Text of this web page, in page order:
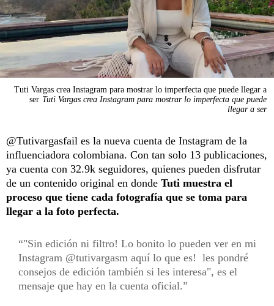
Tuti Vargas crea Instagram para mostrar lo imperfecta que puede llegar a
ser Tuti Vargas crea Instagram para mostrar lo imperfecta que puede
llegar a ser
@Tutivargasfail es la nueva cuenta de Instagram de la
influenciadora colombiana. Con tan solo 13 publicaciones,
ya cuenta con 32.9k seguidores, quienes pueden disfrutar
de un contenido original en donde Tuti muestra el
proceso que tiene cada fotografía que se toma para
llegar a la foto perfecta.
"Sin edición ni filtro! Lo bonito lo pueden ver en mi
Instagram @tutivargasm aquí lo que es! les pondré
consejos de edición también si les interesa", es el
mensaje que hay en la cuenta oficial.